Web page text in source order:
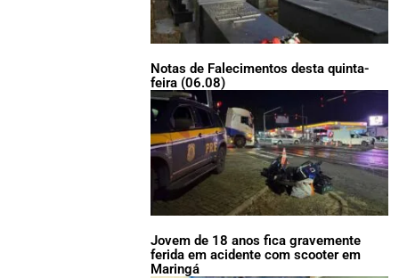
Notas de Falecimentos desta quinta-
feira (06.08)
Jovem de 18 anos fica gravemente
ferida em acidente com scooter em
Maringá